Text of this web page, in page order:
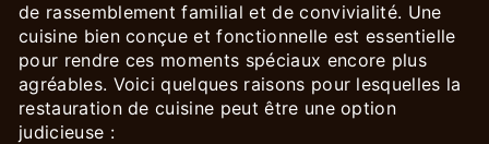
de rassemblement familial et de convivialité. Une
cuisine bien conçue et fonctionnelle est essentielle
pour rendre ces moments spéciaux encore plus
agréables. Voici quelques raisons pour lesquelles la
restauration de cuisine peut être une option
judicieuse :